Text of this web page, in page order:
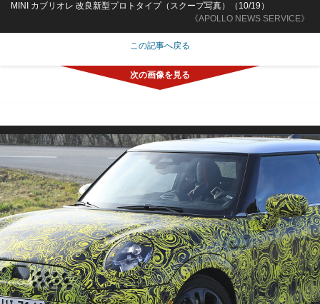
《APOLLO NEWS SERVICE》
MINI カブリオレ 改良新型プロトタイプ（スクープ写真）（10/19）
この記事へ戻る